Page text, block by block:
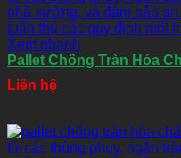
Xem nhanh
Pallet Chống Tràn Hóa
Liên hệ